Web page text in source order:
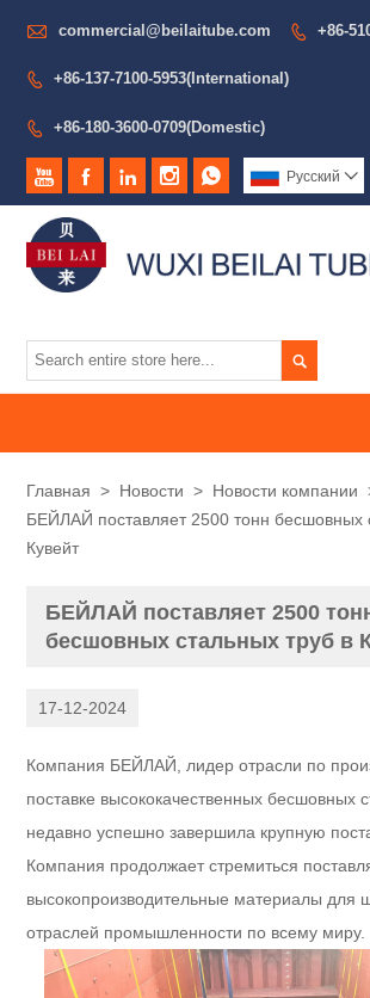
 commercial@beilaitube.com  +86-
 +86-137-7100-5953(International)
 +86-180-3600-0709(Domestic)
     Pусский 

Главная > Новости > Новости компании
БЕЙЛАЙ поставляет 2500 тонн бесшовных
Кувейт
БЕЙЛАЙ поставляет 2500
бесшовных стальных труб в
17-12-2024
Компания БЕЙЛАЙ, лидер отрасли по
поставке высококачественных бесшовных
недавно успешно завершила крупную
Компания продолжает стремиться
высокопроизводительные материалы для
отраслей промышленности по всему миру.